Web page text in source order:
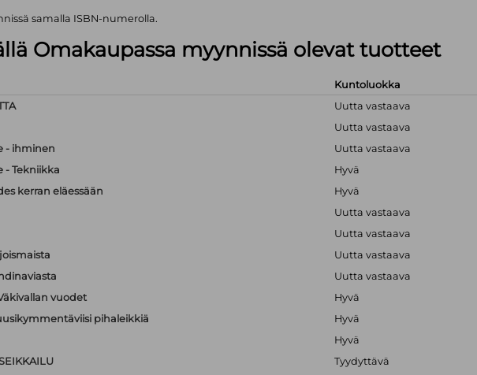
samalla ISBN-numerolla.
Omakaupassa myynnissä olevat tuotteet
Kuntoluokka
Uutta vastaava
Uutta vastaava
- ihminen
Uutta vastaava
- Tekniikka
Hyvä
kerran eläessään
Hyvä
Uutta vastaava
Uutta vastaava
Uutta vastaava
Uutta vastaava
vuodet
Hyvä
pihaleikkiä
Hyvä
Hyvä
Tyydyttävä